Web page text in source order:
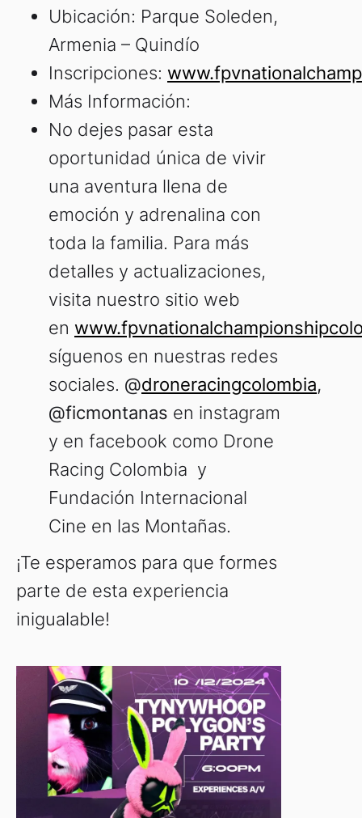
Ubicación: Parque Soleden,
Armenia – Quindío
Inscripciones:
Más Información:
No dejes pasar esta
oportunidad única de vivir
una aventura llena de
emoción y adrenalina con
toda la familia. Para más
detalles y actualizaciones,
visita nuestro sitio web
en
síguenos en nuestras redes
sociales. @droneracingcolombia,
@ficmontanas en instagram
y en facebook como Drone
Racing Colombia y
Fundación Internacional
Cine en las Montañas.
¡Te esperamos para que formes
parte de esta experiencia
inigualable!